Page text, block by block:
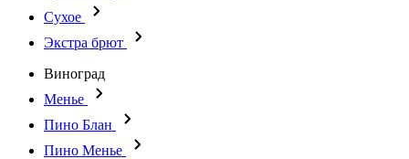
Сухое
Экстра брют
Виноград
Менье
Пино Блан
Пино Менье